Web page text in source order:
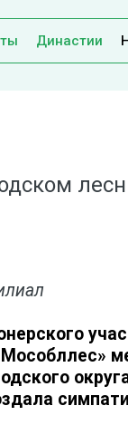
Династии